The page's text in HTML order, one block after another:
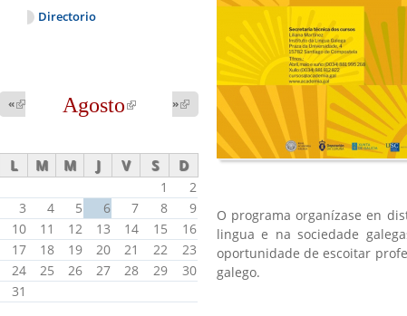
O programa organízase en
lingua e na sociedade
oportunidade de escoitar
galego.
Directorio
Agosto (link is
«
external)
»
(link is
external)
L M M J V S D
1
2
3
4 5 6 7 8
9
10
11 12 13 14 15
16
17
18 19 20 21 22
23
24
25 26 27 28 29
30
31